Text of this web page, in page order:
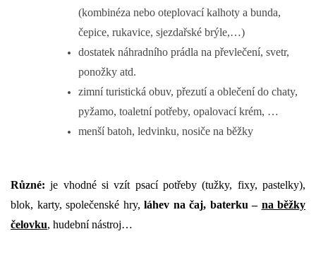
(kombinéza nebo oteplovací kalhoty a bunda,
čepice, rukavice, sjezdařské brýle,…)
dostatek náhradního prádla na převlečení, svetr,
ponožky atd.
zimní turistická obuv, přezutí a oblečení do chaty,
pyžamo, toaletní potřeby, opalovací krém, …
menší batoh, ledvinku, nosiče na běžky
Různé:je vhodné si vzít psací potřeby (tužky, fixy, pastelky),
blok, karty, společenské hry, láhev na čaj, baterku – na běžky
čelovku, hudební nástroj…